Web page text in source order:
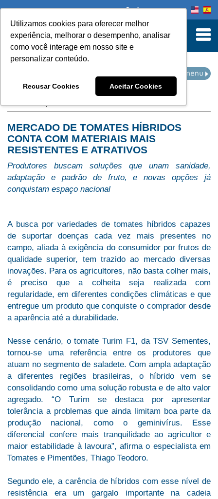
Utilizamos cookies para oferecer melhor
experiência, melhorar o desempenho, analisar
como você interage em nosso site e
personalizar conteúdo.
Recusar Cookies Aceitar Cookies
to Content
Onde comprar
MERCADO DE TOMATES HÍBRIDOS
CONTA COM MATERIAIS MAIS
RESISTENTES E ATRATIVOS
Produtores buscam soluções que unam sanidade,
adaptação e padrão de fruto, e novas opções já
conquistam espaço nacional
A busca por variedades de tomates híbridos capazes
de suportar doenças cada vez mais presentes no
campo, aliada à exigência do consumidor por frutos de
qualidade superior, tem trazido ao mercado diversas
inovações. Para os agricultores, não basta colher mais,
é preciso que a colheita seja realizada com
regularidade, em diferentes condições climáticas e que
entregue um produto que conquiste o comprador desde
a aparência até a durabilidade.
Nesse cenário, o tomate Turim F1, da TSV Sementes,
tornou-se uma referência entre os produtores que
atuam no segmento de saladete. Com ampla adaptação
a diferentes regiões brasileiras, o híbrido vem se
consolidando como uma solução robusta e de alto valor
agregado. “O Turim se destaca por apresentar
tolerância a problemas que ainda limitam boa parte da
produção nacional, como o geminivírus. Esse
diferencial confere mais tranquilidade ao agricultor e
maior estabilidade à lavoura”, afirma o especialista em
Tomates e Pimentões, Thiago Teodoro.
Segundo ele, a carência de híbridos com esse nível de
resistência era um gargalo importante na cadeia